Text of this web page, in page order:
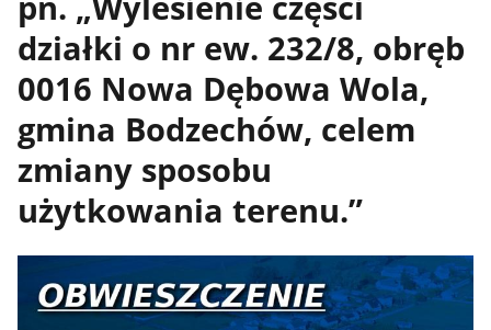
działki o nr ew. 232/8, obręb
0016 Nowa Dębowa Wola,
gmina Bodzechów, celem
zmiany sposobu
użytkowania terenu.”